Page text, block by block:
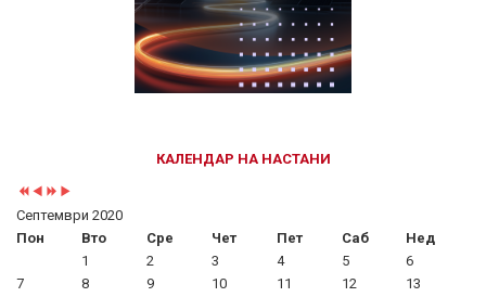
КАЛЕНДАР НА НАСТАНИ
Септември 2020
Пон
Вто Сре Чет Пет Саб
Нед
1
2 3 4 5
6
7
8 9 10 11 12
13